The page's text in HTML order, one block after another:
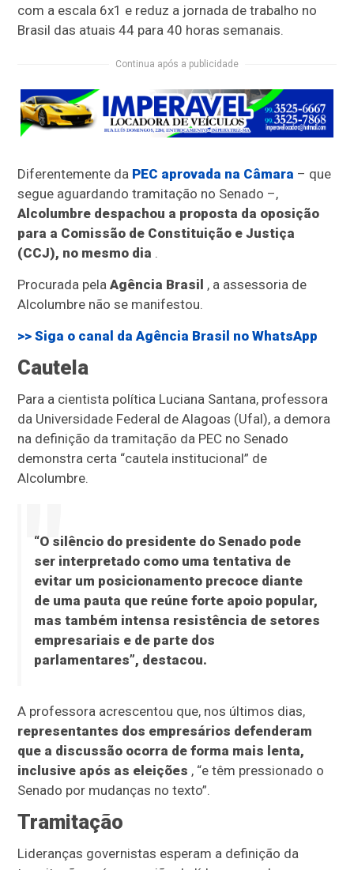
com a escala 6x1 e reduz a jornada de trabalho no
Brasil das atuais 44 para 40 horas semanais.
Continua após a publicidade
Diferentemente da PEC aprovada na Câmara – que
segue aguardando tramitação no Senado –,
Alcolumbre despachou a proposta da oposição
para a Comissão de Constituição e Justiça
(CCJ), no mesmo dia .
Procurada pelaAgência Brasil , a assessoria de
Alcolumbre não se manifestou.
>> Siga o canal daAgência Brasil no WhatsApp
Cautela
Para a cientista política Luciana Santana, professora
da Universidade Federal de Alagoas (Ufal), a demora
na definição da tramitação da PEC no Senado
demonstra certa “cautela institucional” de
Alcolumbre.
“O silêncio do presidente do Senado pode
ser interpretado como uma tentativa de
evitar um posicionamento precoce diante
de uma pauta que reúne forte apoio popular,
mas também intensa resistência de setores
empresariais e de parte dos
parlamentares”, destacou.
A professora acrescentou que, nos últimos dias,
representantes dos empresários defenderam
que a discussão ocorra de forma mais lenta,
inclusive após as eleições , “e têm pressionado o
Senado por mudanças no texto”.
Tramitação
Lideranças governistas esperam a definição da